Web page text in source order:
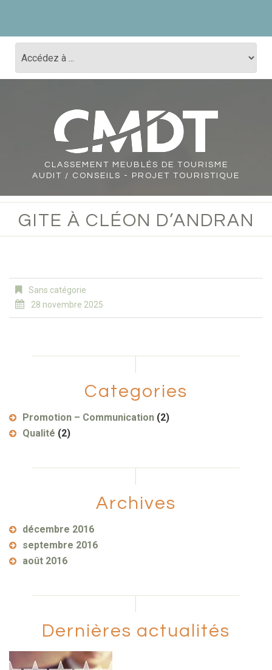
CLASSEMENT
MEUBLÉS DE TOURISME
AUDIT / CONSEILS - PROJET TOURISTIQUE
GITE À CLÉON D’ANDRAN
Sans catégorie
28 novembre 2025
Categories
Promotion – Communication (2)
Qualité (2)
Archives
décembre 2016
septembre 2016
août 2016
Dernières actualités